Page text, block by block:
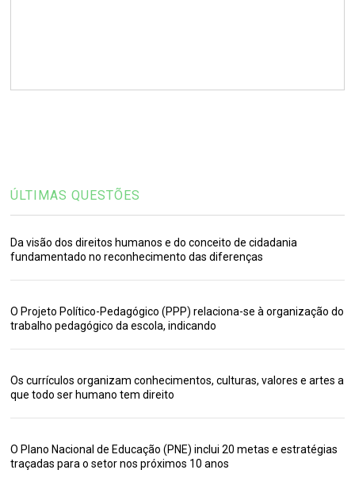
ÚLTIMAS QUESTÕES
Da visão dos direitos humanos e do conceito de cidadania
fundamentado no reconhecimento das diferenças
O Projeto Político-Pedagógico (PPP) relaciona-se à organização do
trabalho pedagógico da escola, indicando
Os currículos organizam conhecimentos, culturas, valores e artes a
que todo ser humano tem direito
O Plano Nacional de Educação (PNE) inclui 20 metas e estratégias
traçadas para o setor nos próximos 10 anos